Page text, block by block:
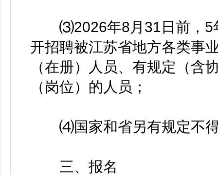
⑶2026年8月31日前，5
开招聘被江苏省地方各类事
（在册）人员、有规定（含
（岗位）的人员；
⑷国家和省另有规定不得
三、报名